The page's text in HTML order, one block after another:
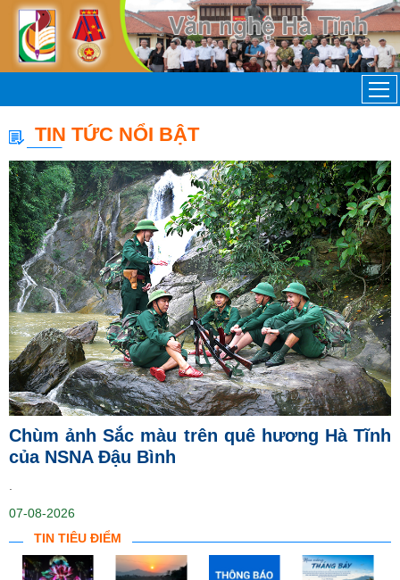
TIN TỨC NỔI BẬT
Chùm ảnh Sắc màu trên quê hương Hà Tĩnh
của NSNA Đậu Bình
07-08-2026
TIN TIÊU ĐIỂM